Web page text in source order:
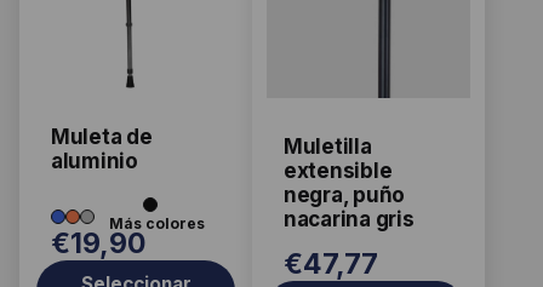
Muleta de
aluminio
€19,90
pueden
en
página
Muletilla
extensible
negra, puño
nacarina gris
€47,77